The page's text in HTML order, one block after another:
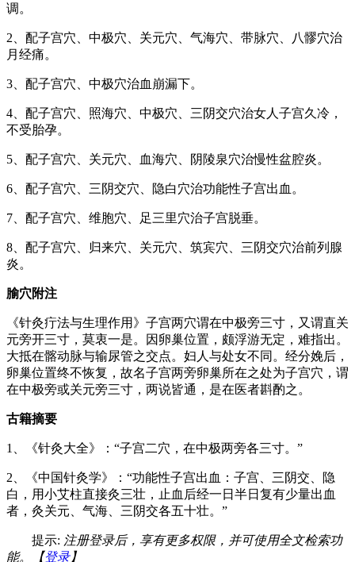
调。
2、配子宫穴、中极穴、关元穴、气海穴、带脉穴、八髎穴治
月经痛。
3、配子宫穴、中极穴治血崩漏下。
4、配子宫穴、照海穴、中极穴、三阴交穴治女人子宫久冷，
不受胎孕。
5、配子宫穴、关元穴、血海穴、阴陵泉穴治慢性盆腔炎。
6、配子宫穴、三阴交穴、隐白穴治功能性子宫出血。
7、配子宫穴、维胞穴、足三里穴治子宫脱垂。
8、配子宫穴、归来穴、关元穴、筑宾穴、三阴交穴治前列腺
炎。
腧穴附注
《针灸疔法与生理作用》子宫两穴谓在中极旁三寸，又谓直关
元旁开三寸，莫衷一是。因卵巢位置，颇浮游无定，难指出。
大抵在髂动脉与输尿管之交点。妇人与处女不同。经分娩后，
卵巢位置终不恢复，故名子宫两旁卵巢所在之处为子宫穴，谓
在中极旁或关元旁三寸，两说皆通，是在医者斟酌之。
古籍摘要
1、《针灸大全》：“子宫二穴，在中极两旁各三寸。”
2、《中国针灸学》：“功能性子宫出血：子宫、三阴交、隐
白，用小艾柱直接灸三壮，止血后经一日半日复有少量出血
者，灸关元、气海、三阴交各五十壮。”
提示: 注册登录后，享有更多权限，并可使用全文检索功
能。【登录】